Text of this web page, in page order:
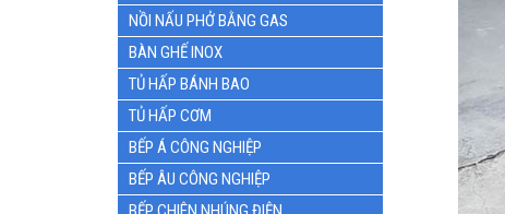
NỒI NẤU PHỞ BẰNG GAS
BÀN GHẾ INOX
TỦ HẤP BÁNH BAO
TỦ HẤP CƠM
BẾP Á CÔNG NGHIỆP
BẾP ÂU CÔNG NGHIỆP